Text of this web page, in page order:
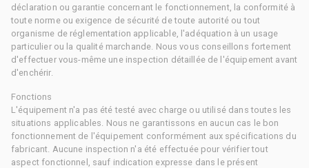
déclaration ou garantie concernant le fonctionnement, la conformité à
toute norme ou exigence de sécurité de toute autorité ou tout
organisme de réglementation applicable, l'adéquation à un usage
particulier ou la qualité marchande. Nous vous conseillons fortement
d'effectuer vous-même une inspection détaillée de l'équipement avant
d'enchérir.
Fonctions
L'équipement n'a pas été testé avec charge ou utilisé dans toutes les
situations applicables. Nous ne garantissons en aucun cas le bon
fonctionnement de l'équipement conformément aux spécifications du
fabricant. Aucune inspection n'a été effectuée pour vérifier tout
aspect fonctionnel, sauf indication expresse dans le présent